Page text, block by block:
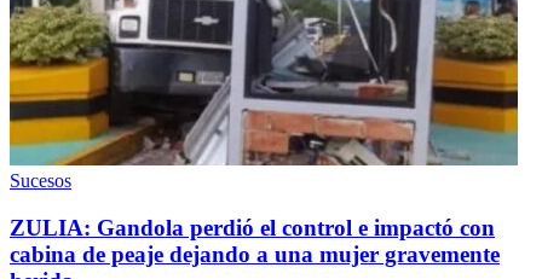
Sucesos
ZULIA: Gandola perdió el control e impactó con
cabina de peaje dejando a una mujer gravemente